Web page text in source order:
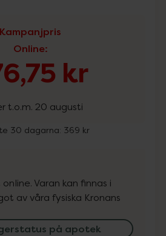
Kampanjpris
Online:
kr
t.o.m. 20 augusti
30 dagarna: 369 kr
Varan kan finnas i
av våra fysiska Kronans
på apotek